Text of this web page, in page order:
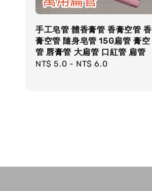
手工皂管 體香膏管 香膏空管 香
膏空管 隨身皂管 15G扁管 膏空
管 唇膏管 大扁管 口紅管 扁管
Regular
NT$ 5.0 - NT$ 6.0